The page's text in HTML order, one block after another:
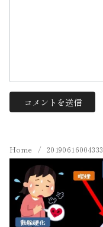
Home 20190616004333